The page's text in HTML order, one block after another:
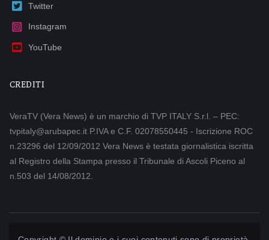
Twitter
Instagram
YouTube
CREDITI
VeraTV (Vera News) è un marchio di TVP ITALY S.r.l. – PEC:
tvpitaly@arubapec.it P.IVA e C.F. 02078550445 - Iscrizione ROC
n.23296 del 12/09/2012 Vera News è testata giornalistica iscritta
al Registro della Stampa presso il Tribunale di Ascoli Piceno al
n.503 del 14/08/2012.